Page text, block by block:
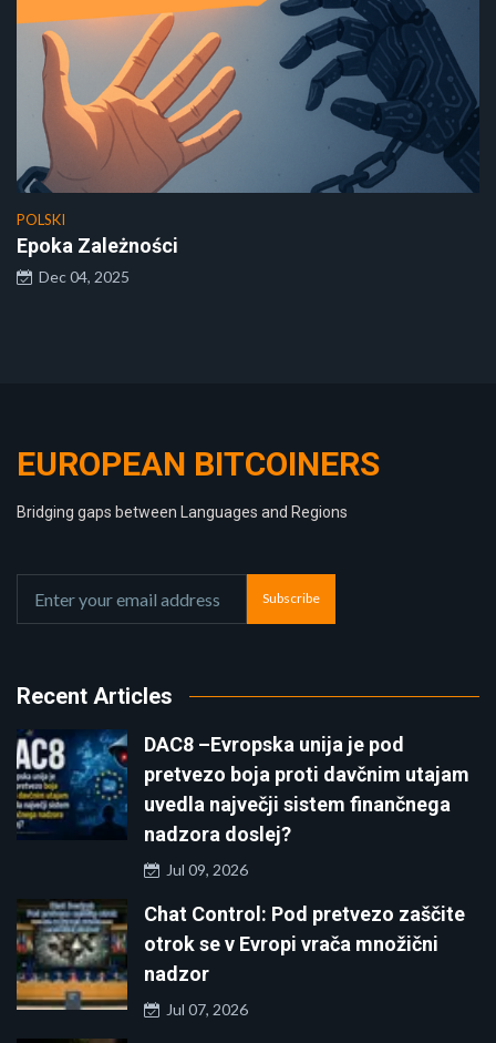
POLSKI
Epoka Zależności
Dec 04, 2025
EUROPEAN BITCOINERS
Bridging gaps between Languages and Regions
Subscribe
Recent Articles
DAC8 –Evropska unija je pod
pretvezo boja proti davčnim utajam
uvedla največji sistem finančnega
nadzora doslej?
Jul 09, 2026
Chat Control: Pod pretvezo zaščite
otrok se v Evropi vrača množični
nadzor
Jul 07, 2026